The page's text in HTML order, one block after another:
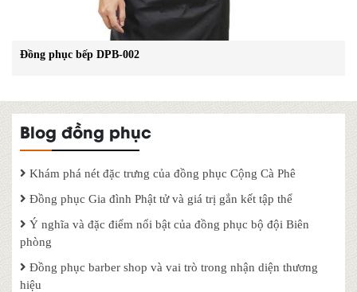
Đồng phục bếp DPB-002
Blog đồng phục
Khám phá nét đặc trưng của đồng phục Cộng Cà Phê
Đồng phục Gia đình Phật tử và giá trị gắn kết tập thể
Ý nghĩa và đặc điểm nổi bật của đồng phục bộ đội Biên
phòng
Đồng phục barber shop và vai trò trong nhận diện thương
hiệu